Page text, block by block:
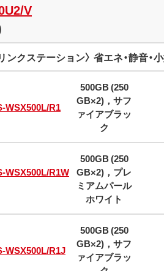
V
ンクステーション〉 省エネ・静音
WSX500L/R1
500GB (250
GB×2)，サフ
ァイアブラッ
ク
WSX500L/R1W
500GB (250
GB×2)，プレ
ミアムパール
ホワイト
WSX500L/R1J
500GB (250
GB×2)，サフ
ァイアブラッ